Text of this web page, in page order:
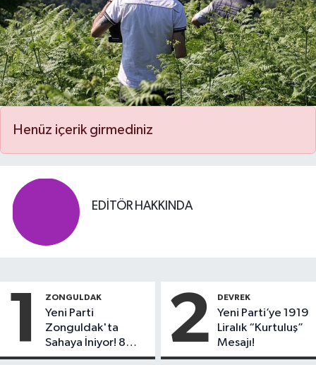
Henüz içerik girmediniz
EDITÖR HAKKINDA
1 ZONGULDAK
Yeni Parti
Zonguldak'ta
Sahaya İniyor! 8
İlçede Kurucu
2 DEVREK
Yeni Parti’ye 1919
Liralık “Kurtuluş”
Mesajı!
Ulusal